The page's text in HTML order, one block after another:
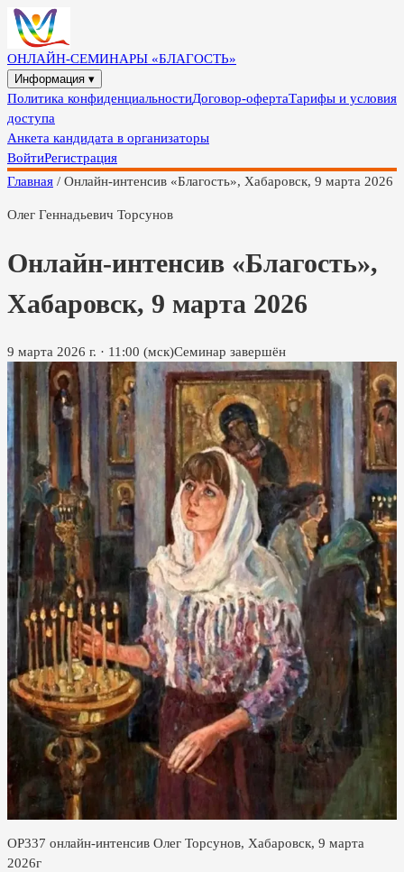
ОНЛАЙН-СЕМИНАРЫ «БЛАГОСТЬ»
Информация ▾
Политика конфиденциальностиДоговор-офертаТарифы и условия
доступа
Анкета кандидата в организаторы
ВойтиРегистрация
Главная / Онлайн-интенсив «Благость», Хабаровск, 9 марта 2026
Олег Геннадьевич Торсунов
Онлайн-интенсив «Благость»,
Хабаровск, 9 марта 2026
9 марта 2026 г. · 11:00 (мск)Семинар завершён
ОР337 онлайн-интенсив Олег Торсунов, Хабаровск, 9 марта
2026г